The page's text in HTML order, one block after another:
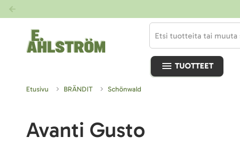
TUOTTEET
Etusivu BRÄNDIT Schönwald
Avanti Gusto